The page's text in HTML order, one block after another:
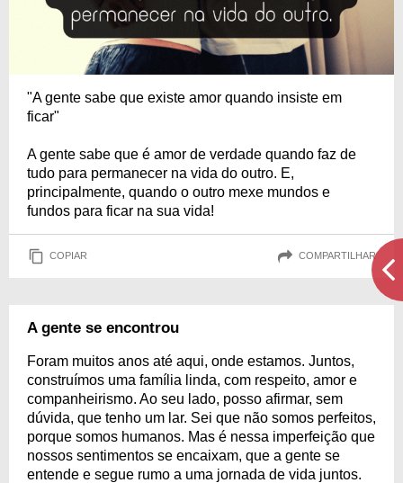
"A gente sabe que existe amor quando insiste em
ficar"
A gente sabe que é amor de verdade quando faz de
tudo para permanecer na vida do outro. E,
principalmente, quando o outro mexe mundos e
fundos para ficar na sua vida!
COPIAR COMPARTILHAR
A gente se encontrou
Foram muitos anos até aqui, onde estamos. Juntos,
construímos uma família linda, com respeito, amor e
companheirismo. Ao seu lado, posso afirmar, sem
dúvida, que tenho um lar. Sei que não somos perfeitos,
porque somos humanos. Mas é nessa imperfeição que
nossos sentimentos se encaixam, que a gente se
entende e segue rumo a uma jornada de vida juntos.